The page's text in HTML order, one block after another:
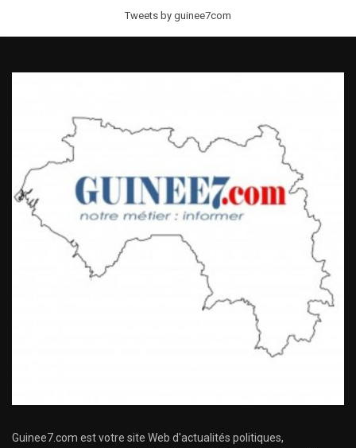
Tweets by guinee7com
Guinee7.com est votre site Web d'actualités politiques,